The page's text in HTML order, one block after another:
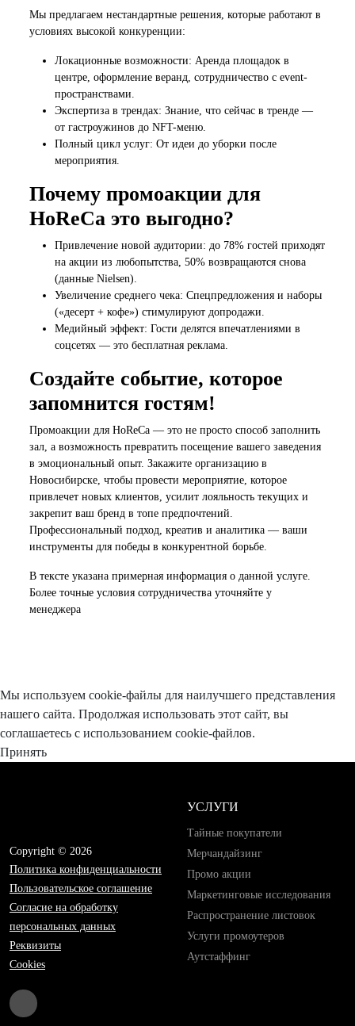
Мы предлагаем нестандартные решения, которые работают в
условиях высокой конкуренции:
Локационные возможности: Аренда площадок в
центре, оформление веранд, сотрудничество с event-
пространствами.
Экспертиза в трендах: Знание, что сейчас в тренде —
от гастроужинов до NFT-меню.
Полный цикл услуг: От идеи до уборки после
мероприятия.
Почему промоакции для
HoReCa это выгодно?
Привлечение новой аудитории: до 78% гостей приходят
на акции из любопытства, 50% возвращаются снова
(данные Nielsen).
Увеличение среднего чека: Спецпредложения и наборы
(«десерт + кофе») стимулируют допродажи.
Медийный эффект: Гости делятся впечатлениями в
соцсетях — это бесплатная реклама.
Создайте событие, которое
запомнится гостям!
Промоакции для HoReCa — это не просто способ заполнить
зал, а возможность превратить посещение вашего заведения
в эмоциональный опыт. Закажите организацию в
Новосибирске, чтобы провести мероприятие, которое
привлечет новых клиентов, усилит лояльность текущих и
закрепит ваш бренд в топе предпочтений.
Профессиональный подход, креатив и аналитика — ваши
инструменты для победы в конкурентной борьбе.
В тексте указана примерная информация о данной услуге.
Более точные условия сотрудничества уточняйте у
менеджера
Мы используем cookie-файлы для наилучшего представления
нашего сайта. Продолжая использовать этот сайт, вы
соглашаетесь с использованием cookie-файлов.
Принять
Copyright © 2026
Политика конфиденциальности
Пользовательское соглашение
Согласие на обработку
персональных данных
Реквизиты
Cookies
УСЛУГИ
Тайные покупатели
Мерчандайзинг
Промо акции
Маркетинговые исследования
Распространение листовок
Услуги промоутеров
Аутстаффинг